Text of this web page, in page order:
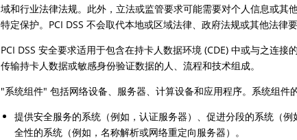
域和行业法律法规。此外，立法或监管要求可能需要对个人信息或其
特定保护。PCI DSS 不会取代本地或区域法律、政府法规或其他法律要
PCI DSS 安全要求适用于包含在持卡人数据环境 (CDE) 中或与之连接
传输持卡人数据或敏感身份验证数据的人、流程和技术组成。
"系统组件" 包括网络设备、服务器、计算设备和应用程序。系统组件
提供安全服务的系统（例如，认证服务器）、促进分段的系统（
全性的系统（例如，名称解析或网络重定向服务器）。